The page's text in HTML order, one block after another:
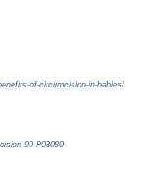
of-circumcision-in-babies/
90-P03080